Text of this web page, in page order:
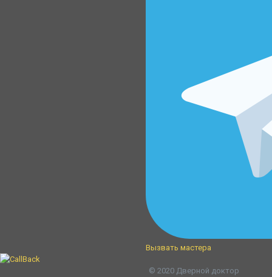
Вызвать мастера
© 2020 Дверной доктор